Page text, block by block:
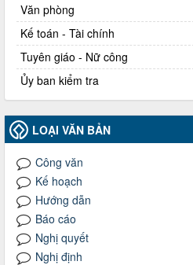
Văn phòng
Kế toán - Tài chính
Tuyên giáo - Nữ công
Ủy ban kiểm tra
LOẠI VĂN BẢN
Công văn
Kế hoạch
Hướng dẫn
Báo cáo
Nghị quyết
Nghị định